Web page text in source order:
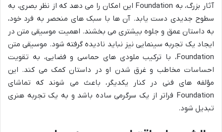
آثار بزرگ، به Foundation این امکان را می دهد که از نظر بصری، به
سطوح جدیدی دست یابد. آن ها با سبک های منحصر به فرد خود،
به داستان عمق و جلوه بیشتری می بخشند. اهمیت موسیقی متن در
ایجاد یک تجربه سینمایی نیز نباید نادیده گرفته شود. موسیقی متن
Foundation، با ترکیب ملودی های حماسی و فضایی، به تقویت
احساسات مخاطب و غرق شدن او در داستان کمک می کند. این
مؤلفه های فنی در کنار یکدیگر، باعث می شوند که تماشای
Foundation فراتر از یک سرگرمی ساده باشد و به یک تجربه هنری
تبدیل شود.